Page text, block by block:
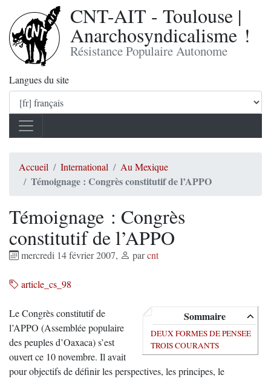
CNT-AIT - Toulouse |
Anarchosyndicalisme !
Résistance Populaire Autonome
Langues du site
Accueil International Au Mexique
Témoignage : Congrès constitutif de l’APPO
Témoignage : Congrès
constitutif de l’APPO
mercredi 14 février 2007, parcnt
article_cs_98
Sommaire
DEUX FORMES DE PENSEE
TROIS COURANTS
Le Congrès constitutif de
l’APPO (Assemblée populaire
des peuples d’Oaxaca) s’est
ouvert ce 10 novembre. Il avait
pour objectifs de définir les perspectives, les principes, le